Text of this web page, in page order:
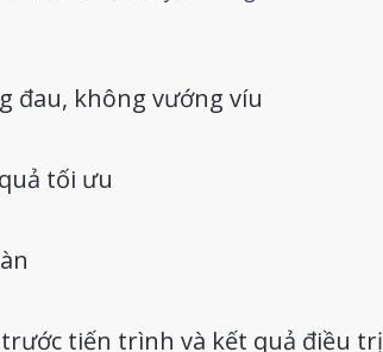
đau, không vướng víu
tối ưu
tiến trình và kết quả điều trị